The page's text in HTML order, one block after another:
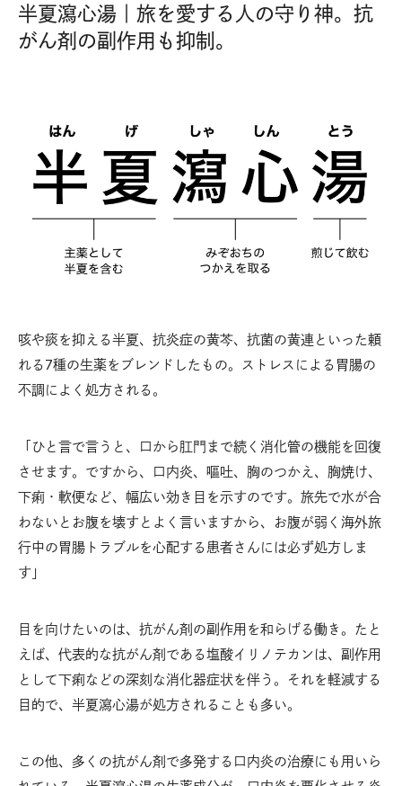
半夏瀉心湯｜旅を愛する人の守り神。抗
がん剤の副作用も抑制。
咳や痰を抑える半夏、抗炎症の黄芩、抗菌の黄連といった頼
れる7種の生薬をブレンドしたもの。ストレスによる胃腸の
不調によく処方される。
「ひと言で言うと、口から肛門まで続く消化管の機能を回復
させます。ですから、口内炎、嘔吐、胸のつかえ、胸焼け、
下痢・軟便など、幅広い効き目を示すのです。旅先で水が合
わないとお腹を壊すとよく言いますから、お腹が弱く海外旅
行中の胃腸トラブルを心配する患者さんには必ず処方しま
す」
目を向けたいのは、抗がん剤の副作用を和らげる働き。たと
えば、代表的な抗がん剤である塩酸イリノテカンは、副作用
として下痢などの深刻な消化器症状を伴う。それを軽減する
目的で、半夏瀉心湯が処方されることも多い。
この他、多くの抗がん剤で多発する口内炎の治療にも用いら